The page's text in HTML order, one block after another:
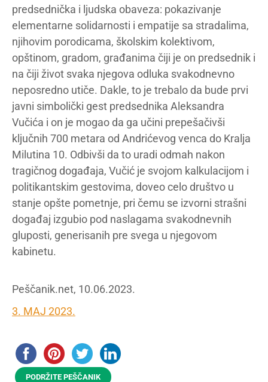
predsednička i ljudska obaveza: pokazivanje
elementarne solidarnosti i empatije sa stradalima,
njihovim porodicama, školskim kolektivom,
opštinom, gradom, građanima čiji je on predsednik i
na čiji život svaka njegova odluka svakodnevno
neposredno utiče. Dakle, to je trebalo da bude prvi
javni simbolički gest predsednika Aleksandra
Vučića i on je mogao da ga učini prepešačivši
ključnih 700 metara od Andrićevog venca do Kralja
Milutina 10. Odbivši da to uradi odmah nakon
tragičnog događaja, Vučić je svojom kalkulacijom i
politikantskim gestovima, doveo celo društvo u
stanje opšte pometnje, pri čemu se izvorni strašni
događaj izgubio pod naslagama svakodnevnih
gluposti, generisanih pre svega u njegovom
kabinetu.
Peščanik.net, 10.06.2023.
3. MAJ 2023.
PODRŽITE PEŠČANIK